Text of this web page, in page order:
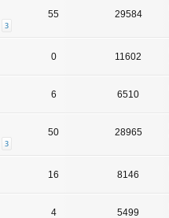
3
55 29584
0 11602
6 6510
3
50 28965
16 8146
4 5499